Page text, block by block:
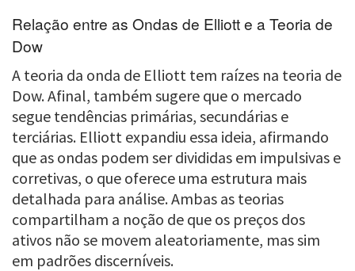
Relação entre as Ondas de Elliott e a Teoria de
Dow
A teoria da onda de Elliott tem raízes na teoria de
Dow. Afinal, também sugere que o mercado
segue tendências primárias, secundárias e
terciárias. Elliott expandiu essa ideia, afirmando
que as ondas podem ser divididas em impulsivas e
corretivas, o que oferece uma estrutura mais
detalhada para análise. Ambas as teorias
compartilham a noção de que os preços dos
ativos não se movem aleatoriamente, mas sim
em padrões discerníveis.